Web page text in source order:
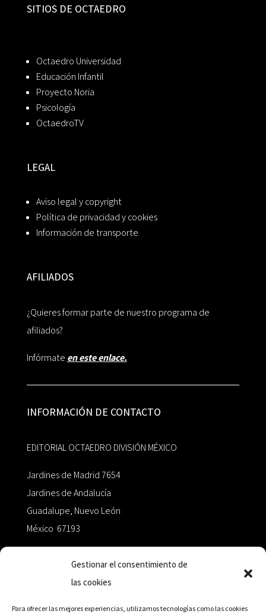
Gestionar el consentimiento de
las cookies
Para ofrecer las mejores experiencias, utilizamos tecnologías como las cookies
SITIOS DE OCTAEDRO
Octaedro Universidad
Educación Infantil
Proyecto Noria
Psicología
OctaedroTV
LEGAL
Aviso legal y copyright
Política de privacidad y cookies
Información de transporte
AFILIADOS
¿Quieres formar parte de nuestro programa de
afiliados?
Infórmate en este enlace.
INFORMACIÓN DE CONTACTO
EDITORIAL OCTAEDRO DIVISIÓN MÉXICO
Jardines de Madrid 7654
Jardines de Andalucía
Guadalupe, Nuevo León
México 67193
+52 811.499.5638